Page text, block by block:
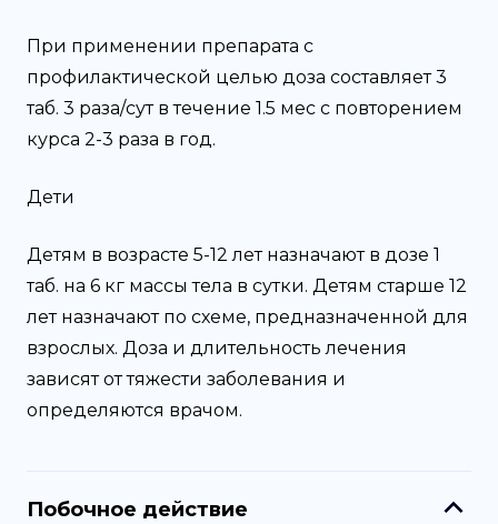
При применении препарата с
профилактической целью доза составляет 3
таб. 3 раза/сут в течение 1.5 мес с повторением
курса 2-3 раза в год.
Дети
Детям в возрасте 5-12 лет назначают в дозе 1
таб. на 6 кг массы тела в сутки. Детям старше 12
лет назначают по схеме, предназначенной для
взрослых. Доза и длительность лечения
зависят от тяжести заболевания и
определяются врачом.
Побочное действие